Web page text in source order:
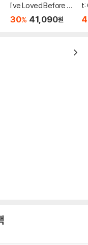
I've Loved Before C
ollection : 넷플릭스
30% 41,090원
t: